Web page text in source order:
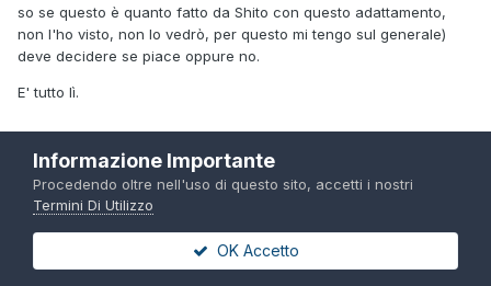
so se questo è quanto fatto da Shito con questo adattamento,
non l'ho visto, non lo vedrò, per questo mi tengo sul generale)
deve decidere se piace oppure no.
E' tutto lì.
Informazione Importante
Procedendo oltre nell'uso di questo sito, accetti i nostri
Termini Di Utilizzo
OK Accetto